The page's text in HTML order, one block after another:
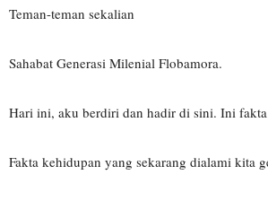
Teman-teman sekalian
Sahabat Generasi Milenial Flobamora.
Hari ini, aku berdiri dan hadir di sini. Ini
Fakta kehidupan yang sekarang dialami kita